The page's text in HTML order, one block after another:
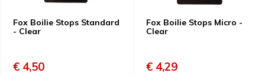
Fox Boilie Stops Standard
- Clear
€ 4,50
Fox Boilie Stops Micro -
Clear
€ 4,29